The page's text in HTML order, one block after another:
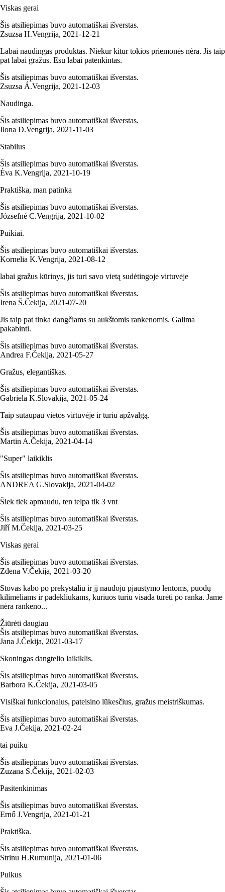
Viskas gerai
Šis atsiliepimas buvo automatiškai išverstas.
Zsuzsa H.Vengrija, 2021‑12‑21
Labai naudingas produktas. Niekur kitur tokios priemonės nėra. Jis taip
pat labai gražus. Esu labai patenkintas.
Šis atsiliepimas buvo automatiškai išverstas.
Zsuzsa Á.Vengrija, 2021‑12‑03
Naudinga.
Šis atsiliepimas buvo automatiškai išverstas.
Ilona D.Vengrija, 2021‑11‑03
Stabilus
Šis atsiliepimas buvo automatiškai išverstas.
Éva K.Vengrija, 2021‑10‑19
Praktiška, man patinka
Šis atsiliepimas buvo automatiškai išverstas.
Józsefné C.Vengrija, 2021‑10‑02
Puikiai.
Šis atsiliepimas buvo automatiškai išverstas.
Kornelia K.Vengrija, 2021‑08‑12
labai gražus kūrinys, jis turi savo vietą sudėtingoje virtuvėje
Šis atsiliepimas buvo automatiškai išverstas.
Irena Š.Čekija, 2021‑07‑20
Jis taip pat tinka dangčiams su aukštomis rankenomis. Galima
pakabinti.
Šis atsiliepimas buvo automatiškai išverstas.
Andrea F.Čekija, 2021‑05‑27
Gražus, elegantiškas.
Šis atsiliepimas buvo automatiškai išverstas.
Gabriela K.Slovakija, 2021‑05‑24
Taip sutaupau vietos virtuvėje ir turiu apžvalgą.
Šis atsiliepimas buvo automatiškai išverstas.
Martin A.Čekija, 2021‑04‑14
"Super" laikiklis
Šis atsiliepimas buvo automatiškai išverstas.
ANDREA G.Slovakija, 2021‑04‑02
Šiek tiek apmaudu, ten telpa tik 3 vnt
Šis atsiliepimas buvo automatiškai išverstas.
Jiří M.Čekija, 2021‑03‑25
Viskas gerai
Šis atsiliepimas buvo automatiškai išverstas.
Zdena V.Čekija, 2021‑03‑20
Stovas kabo po prekystaliu ir jį naudoju pjaustymo lentoms, puodų
kilimėliams ir padėkliukams, kuriuos turiu visada turėti po ranka. Jame
nėra rankeno...
Žiūrėti daugiau
Šis atsiliepimas buvo automatiškai išverstas.
Jana J.Čekija, 2021‑03‑17
Skoningas dangtelio laikiklis.
Šis atsiliepimas buvo automatiškai išverstas.
Barbora K.Čekija, 2021‑03‑05
Visiškai funkcionalus, pateisino lūkesčius, gražus meistriškumas.
Šis atsiliepimas buvo automatiškai išverstas.
Eva J.Čekija, 2021‑02‑24
tai puiku
Šis atsiliepimas buvo automatiškai išverstas.
Zuzana S.Čekija, 2021‑02‑03
Pasitenkinimas
Šis atsiliepimas buvo automatiškai išverstas.
Ernő J.Vengrija, 2021‑01‑21
Praktiška.
Šis atsiliepimas buvo automatiškai išverstas.
Strinu H.Rumunija, 2021‑01‑06
Puikus